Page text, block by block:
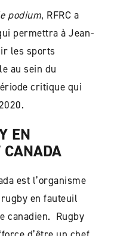
podium, RFRC a
permettra à Jean-
les sports
au sein du
critique qui
EN
est l’organisme
en fauteuil
canadien. Rugby